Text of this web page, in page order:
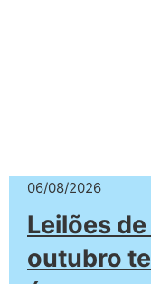
06/08/2026
Leilões
outubro